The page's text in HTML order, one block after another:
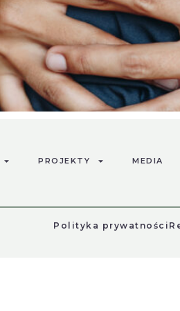
Po sześćdziesięciu
PROJEKTY MEDIA
Polityka prywatności